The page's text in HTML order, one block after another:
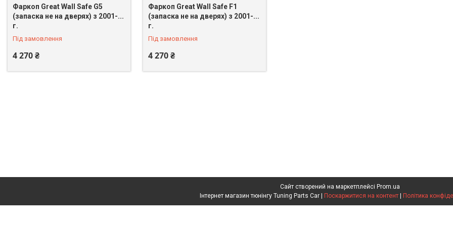
Фаркоп Great Wall Safe G5
(запаска не на дверях) з 2001-...
г.
Під замовлення
4 270 ₴
Фаркоп Great Wall Safe F1
(запаска не на дверях) з 2001-...
г.
Під замовлення
4 270 ₴
Сайт створений на маркетплейсі Prom.ua
Інтернет магазин тюнінгу Tuning Parts Car | Поскаржитися на контент | Політика